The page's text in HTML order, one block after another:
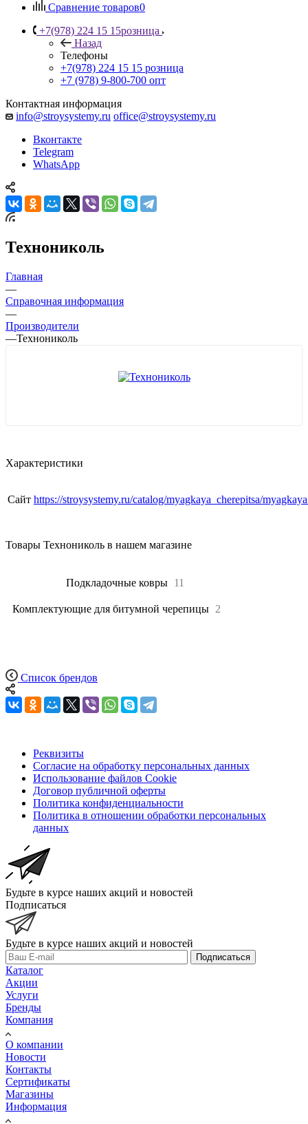
Сравнение товаров0
+7(978) 224 15 15розница
Назад
Телефоны
+7(978) 224 15 15 розница
+7 (978) 9-800-700 опт
Контактная информация
info@stroysystemy.ru office@stroysystemy.ru
Вконтакте
Telegram
WhatsApp
Технониколь
Главная
—
Справочная информация
—
Производители
—Технониколь
Характеристики
Сайт https://stroysystemy.ru/catalog/myagkaya_cherepitsa/
Товары Технониколь в нашем магазине
Подкладочные ковры 11
Комплектующие для битумной черепицы 2
Список брендов
Реквизиты
Согласие на обработку персональных данных
Использование файлов Cookie
Договор публичной оферты
Политика конфиденциальности
Политика в отношении обработки персональных
данных
Будьте в курсе наших акций и новостей
Подписаться
Будьте в курсе наших акций и новостей
Подписаться
Каталог
Акции
Услуги
Бренды
Компания
О компании
Новости
Контакты
Сертификаты
Магазины
Информация